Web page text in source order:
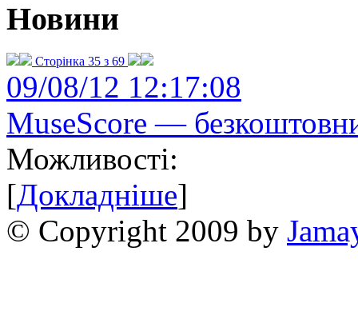
Новини
Сторінка 35 з 69
09/08/12 12:17:08
MuseScore —
Можливості:
[Докладніше]
© Copyright 2009 by